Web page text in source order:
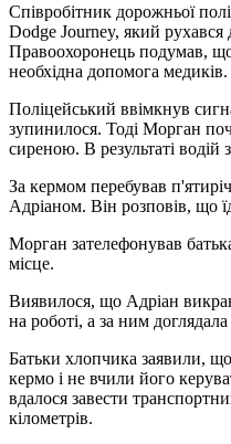
Співробітник дорожньої
Dodge Journey, який
Правоохоронець подумав, що
необхідна допомога медиків.
Поліцейський ввімкнув
зупинилося. Тоді Морган
сиреною. В результаті
За кермом перебував
Адріаном. Він розповів, що
Морган зателефонував
місце.
Виявилося, що Адріан
на роботі, а за ним доглядала
Батьки хлопчика заявили,
кермо і не вчили його
вдалося завести
кілометрів.